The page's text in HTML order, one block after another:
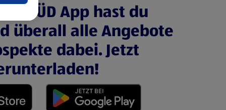
SÜD App hast du
überall alle Angebote
dabei. Jetzt